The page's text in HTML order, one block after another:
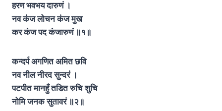
हरण भवभय दारुणं ।
नव कंज लोचन कंज मुख
कर कंज पद कंजारुणं॥१॥
कन्दर्प अगणित अमित छवि
नव नील नीरद सुन्दरं ।
पटपीत मानहुँ तडित रुचि शुचि
नोमि जनक सुतावरं ॥२॥